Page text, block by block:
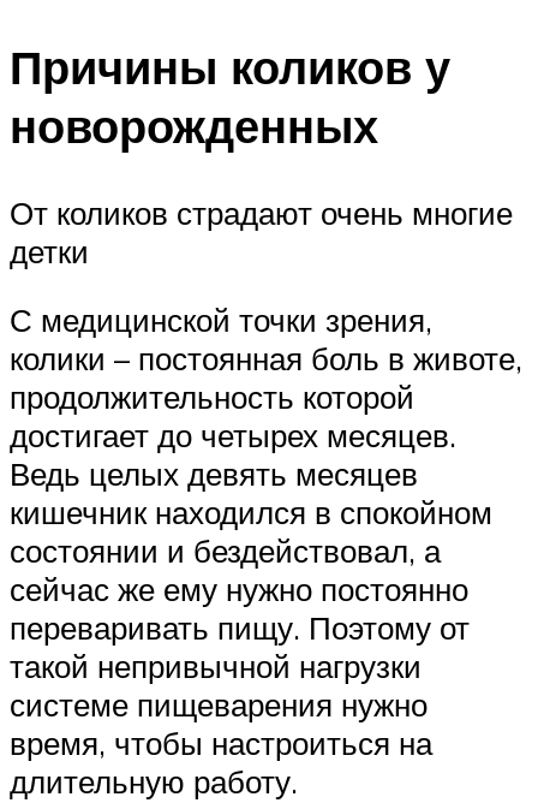
Причины коликов у
новорожденных
От коликов страдают очень многие
детки
С медицинской точки зрения,
колики – постоянная боль в животе,
продолжительность которой
достигает до четырех месяцев.
Ведь целых девять месяцев
кишечник находился в спокойном
состоянии и бездействовал, а
сейчас же ему нужно постоянно
переваривать пищу. Поэтому от
такой непривычной нагрузки
системе пищеварения нужно
время, чтобы настроиться на
длительную работу.